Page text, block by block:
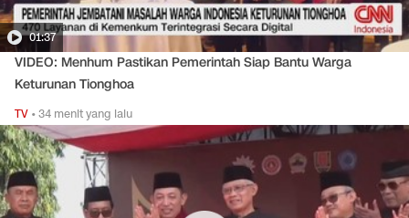
01:37
VIDEO: Menhum Pastikan Pemerintah Siap Bantu Warga
Keturunan Tionghoa
TV •34 menit yang lalu